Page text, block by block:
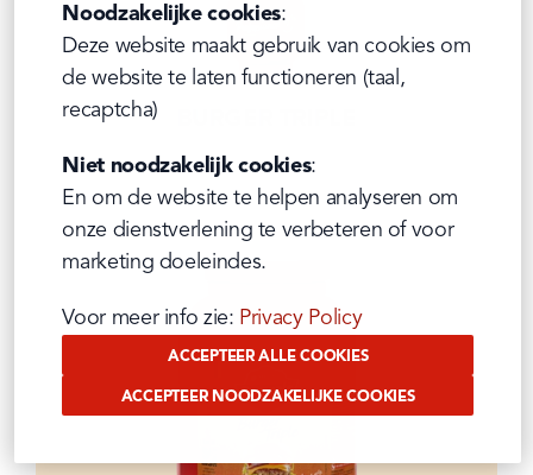
Noodzakelijke cookies:
Deze website maakt gebruik van cookies om
de website te laten functioneren (taal,
recaptcha)
Niet noodzakelijk cookies:
En om de website te helpen analyseren om
onze dienstverlening te verbeteren of voor
marketing doeleindes.
Voor meer info zie: Privacy Policy
ACCEPTEER ALLE COOKIES
ACCEPTEER NOODZAKELIJKE COOKIES